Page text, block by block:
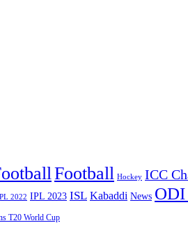
Football Hockey ICC
2022 IPL 2023 ISL Kabaddi News ODI
T20 World Cup